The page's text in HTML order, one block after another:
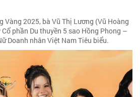
Vàng 2025, bà Vũ Thị Lương (Vũ Hoàng
phần Du thuyền 5 sao Hồng Phong –
Doanh nhân Việt Nam Tiêu biểu.